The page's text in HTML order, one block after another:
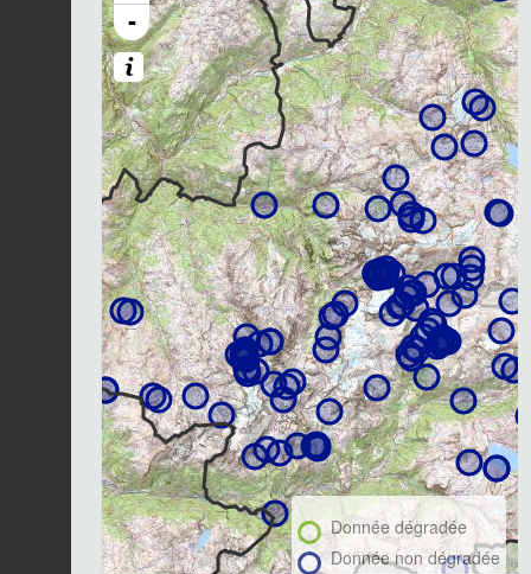
-
Donnée dégradée
Donnée non dégradée